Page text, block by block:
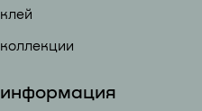
клей
коллекции
информация